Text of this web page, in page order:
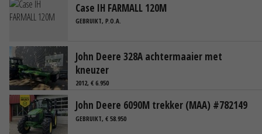
Case IH FARMALL 120M
GEBRUIKT, P.O.A.
John Deere 328A achtermaaier met
kneuzer
2012, € 6.950
John Deere 6090M trekker (MAA) #782149
GEBRUIKT, € 58.950